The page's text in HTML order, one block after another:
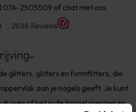
074-2505509 of chat met ons
glitters, glitters en formflitters, die
aan je nagels geeft. Je kunt
of het in de topgel mengen en